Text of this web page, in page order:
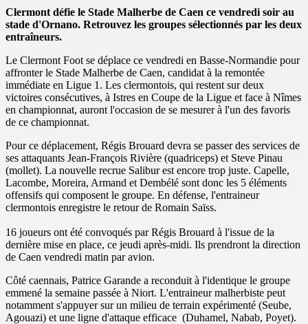
Clermont défie le Stade Malherbe de Caen ce vendredi soir au
stade d'Ornano. Retrouvez les groupes sélectionnés par les deux
entraîneurs.
Le Clermont Foot se déplace ce vendredi en Basse-Normandie pour
affronter le Stade Malherbe de Caen, candidat à la remontée
immédiate en Ligue 1. Les clermontois, qui restent sur deux
victoires consécutives, à Istres en Coupe de la Ligue et face à Nîmes
en championnat, auront l'occasion de se mesurer à l'un des favoris
de ce championnat.
Pour ce déplacement, Régis Brouard devra se passer des services de
ses attaquants Jean-François Rivière (quadriceps) et Steve Pinau
(mollet). La nouvelle recrue Salibur est encore trop juste. Capelle,
Lacombe, Moreira, Armand et Dembélé sont donc les 5 éléments
offensifs qui composent le groupe. En défense, l'entraineur
clermontois enregistre le retour de Romain Saïss.
16 joueurs ont été convoqués par Régis Brouard à l'issue de la
dernière mise en place, ce jeudi après-midi. Ils prendront la direction
de Caen vendredi matin par avion.
Côté caennais, Patrice Garande a reconduit à l'identique le groupe
emmené la semaine passée à Niort. L'entraineur malherbiste peut
notamment s'appuyer sur un milieu de terrain expérimenté (Seube,
Agouazi) et une ligne d'attaque efficace (Duhamel, Nabab, Poyet).